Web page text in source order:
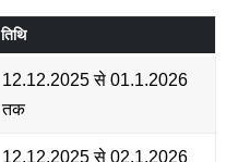
तिथि
12.12.2025 से 01.1.2026
तक
12.12.2025 से 02.1.2026